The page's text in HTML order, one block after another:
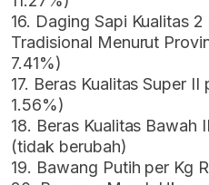
16. Daging Sapi Kualitas
Tradisional Menurut
7.41%)
17. Beras Kualitas Super
1.56%)
18. Beras Kualitas Bawah
(tidak berubah)
19. Bawang Putih per Kg